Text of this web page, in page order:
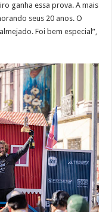
ganha essa prova. A mais
seus 20 anos. O
Foi bem especial”,